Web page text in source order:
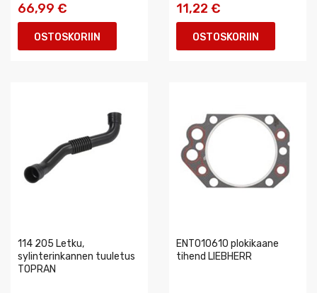
66,99 €
OSTOSKORIIN
11,22 €
OSTOSKORIIN
114 205 Letku,
sylinterinkannen tuuletus
TOPRAN
ENT010610 plokikaane
tihend LIEBHERR